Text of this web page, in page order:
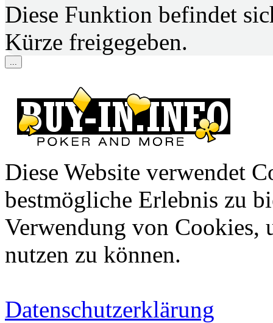
Diese Funktion befindet
Kürze freigegeben.
Diese Website verwendet
bestmögliche Erlebnis zu
Verwendung von Cookies,
nutzen zu können.
Datenschutzerklärung